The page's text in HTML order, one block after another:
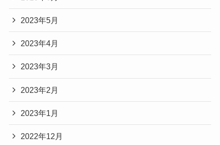
2023年5月
2023年4月
2023年3月
2023年2月
2023年1月
2022年12月